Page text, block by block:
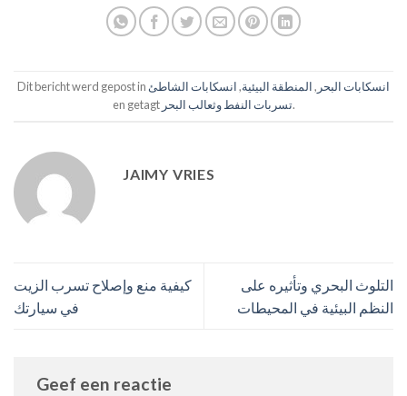
Dit bericht werd gepost in انسكابات البحر ,المنطقة البيئية,انسكابات الشاطئ
en getagt تسربات النفط وثعالب البحر.
JAIMY VRIES
كيفية منع وإصلاح تسرب الزيت
في سيارتك
التلوث البحري وتأثيره على
النظم البيئية في المحيطات
Geef een reactie